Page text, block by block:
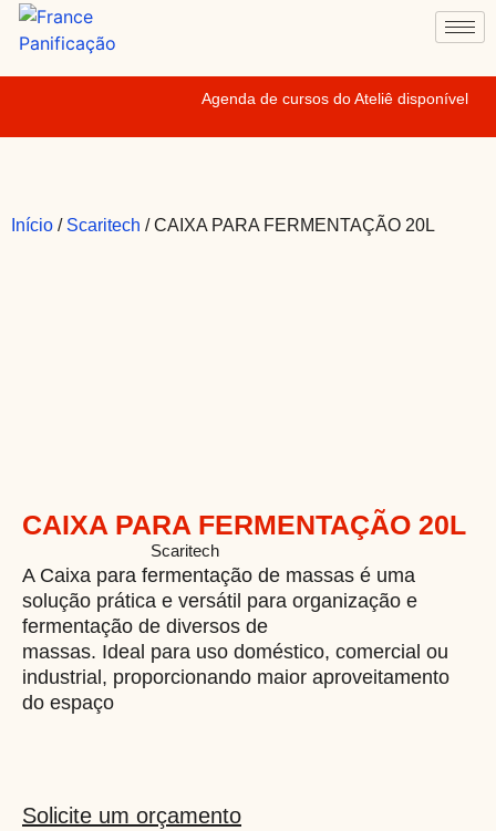
Agenda de cursos do Ateliê disponível
Início / Scaritech / CAIXA PARA FERMENTAÇÃO 20L
CAIXA PARA FERMENTAÇÃO 20L
Scaritech
A Caixa para fermentação de massas é uma
solução prática e versátil para organização e
fermentação de diversos de
massas. Ideal para uso doméstico, comercial ou
industrial, proporcionando maior aproveitamento
do espaço
Solicite um orçamento